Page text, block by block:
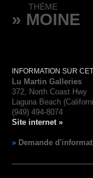
THÈME
» MOINE
INFORMATION SUR
Lu Martin Galleries
372, North Coast Hwy
Laguna Beach
(949) 494-8074
Site internet »
» Demande